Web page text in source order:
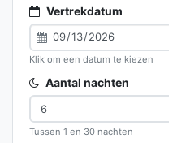
Vertrekdatum
Klik om een datum te kiezen
Aantal nachten
Tussen 1 en 30 nachten